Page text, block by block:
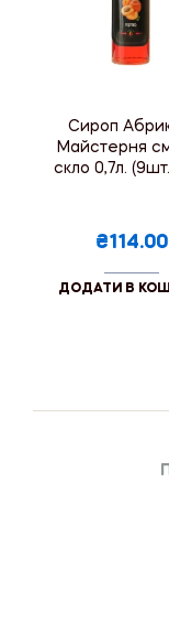
Сироп
Майстерня
скло 0,7л.
₴114.00
ДОДАТИ В